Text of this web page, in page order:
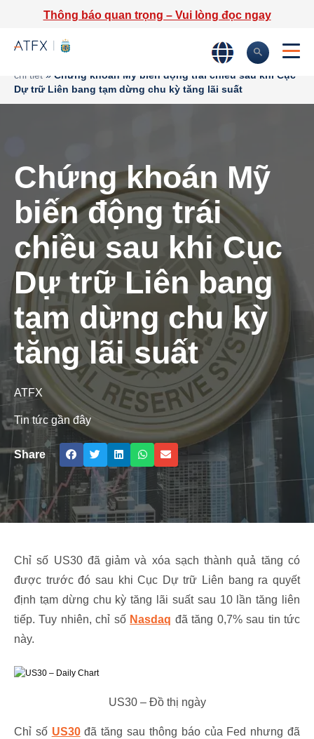
Thông báo quan trọng – Vui lòng đọc ngay
Tin tức thị trường & Thông tin
chi tiết » Chứng khoán Mỹ biến động trái chiều sau khi Cục
Dự trữ Liên bang tạm dừng chu kỳ tăng lãi suất
Chứng khoán Mỹ
biến động trái
chiều sau khi Cục
Dự trữ Liên bang
tạm dừng chu kỳ
tăng lãi suất
ATFX
Tin tức gần đây
Share
Chỉ số US30 đã giảm và xóa sạch thành quả tăng có
được trước đó sau khi Cục Dự trữ Liên bang ra quyết
định tạm dừng chu kỳ tăng lãi suất sau 10 lần tăng liên
tiếp. Tuy nhiên, chỉ số Nasdaq đã tăng 0,7% sau tin tức
này.
US30 – Đồ thị ngày
Chỉ số US30 đã tăng sau thông báo của Fed nhưng đã